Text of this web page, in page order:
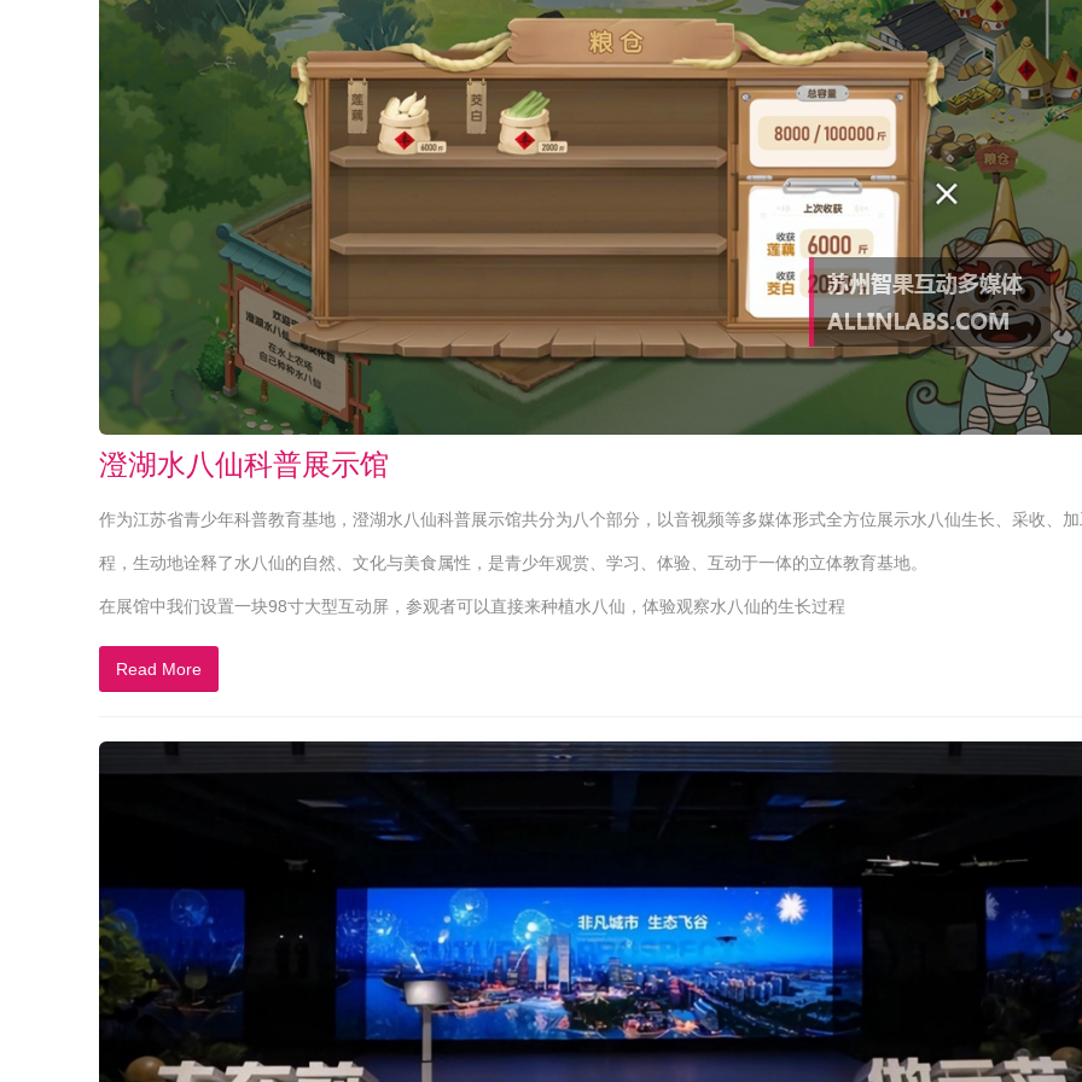
澄湖水八仙科普展示馆
作为江苏省青少年科普教育基地，澄湖水八仙科普展示馆共分为八个部分，以音视频等多媒体形式全方位展示水八仙生长、采收、
程，生动地诠释了水八仙的自然、文化与美食属性，是青少年观赏、学习、体验、互动于一体的立体教育基地。
在展馆中我们设置一块98寸大型互动屏，参观者可以直接来种植水八仙，体验观察水八仙的生长过程
Read More